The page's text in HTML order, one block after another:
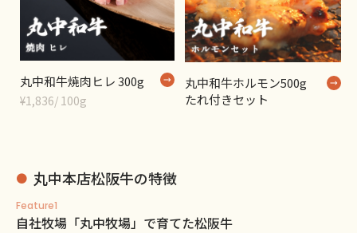
丸中和牛焼肉ヒレ 300g
¥1,836/ 100g
丸中和牛ホルモン500g
たれ付きセット
丸中本店松阪牛の特徴
Feature1
自社牧場「丸中牧場」で育てた松阪牛